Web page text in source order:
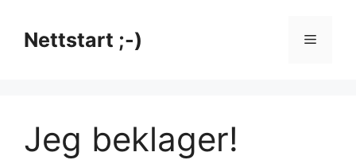
innholdNettstart ;-) Meny
Jeg beklager!